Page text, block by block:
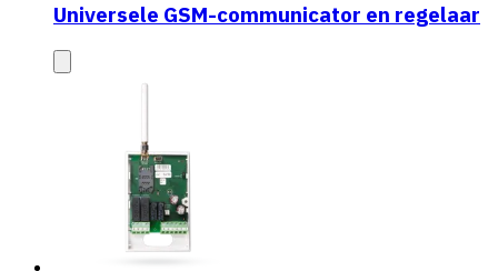
Universele GSM-communicator en regelaar